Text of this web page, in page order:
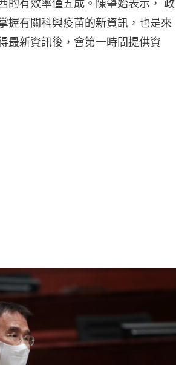
的有效率僅五成。陳肇始表示， 政
握有關科興疫苖的新資訊，也是來
最新資訊後，會第一時間提供資